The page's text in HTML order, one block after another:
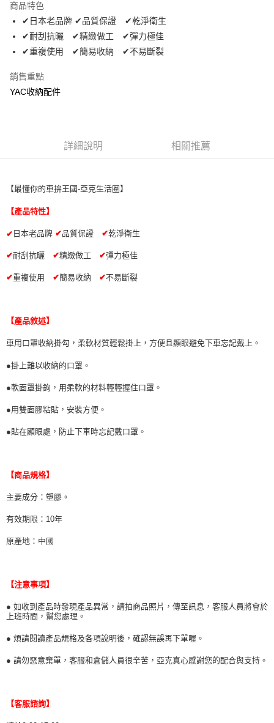
Apple Pay
街口支付
全盈+PAY
AFTEE先享後付是「在收到商品之後才付款」的支付方式。 讓您購物簡單
３．安心：先確認商品／服務後，再付款。
【「AFTEE先享後付」結帳流程】
結帳頁面，進行簡訊認證並確認金額後，即可完成結帳。
３．收到繳費通知簡訊後14天內，點擊此簡訊中的連結，可透過四大超商／
※ 請注意：結帳手續完成當下不需立刻繳費，但若您需要取消訂單，請聯絡
是否繳費成功／繳費後需取消欲退款等相關疑問，請聯繫「AFTEE先享後付
１．透過由恩沛科技股份有限公司提供之「AFTEE先享後付」服務完成之交
權轉讓予恩沛科技股份有限公司。
https://aftee.tw/terms/#terms3
「AFTEE先享後付」，若未經同意申辦者引起之損失，本公司不負相關責
請求用戶進行身份認證。
恩沛科技股份有限公司將有權停止該用戶之使用額度並採取法律行動。
每筆NT$70，滿NT$490(含以上)免運費
付款後全家取貨 (運費70$)
每筆NT$70，滿NT$490(含以上)免運費
萊爾富取貨付款 (運費70$)
每筆NT$70，滿NT$490(含以上)免運費
付款後7-11取貨 (運費70$)
每筆NT$70，滿NT$490(含以上)免運費
宅配寄送，滿490免運費(運費$70)
商品特色
✔日本老品牌 ✔品質保證 ✔乾淨衛生
✔耐刮抗曬 ✔精緻做工 ✔彈力極佳
✔重複使用 ✔簡易收納 ✔不易斷裂
銷售重點
YAC收納配件
詳細說明 相關推薦
【最懂你的車拚王國-亞克生活圈】
【產品特性】
✔ 日本老品牌 ✔品質保證 ✔乾淨衛生
✔耐刮抗曬 ✔精緻做工 ✔彈力極佳
✔重複使用 ✔簡易收納 ✔不易斷裂
【產品敘述】
車用口罩收納掛勾，柔軟材質輕鬆掛上，方便且顯眼避免下車忘記戴上。
●掛上難以收納的口罩。
●軟面罩掛鉤，用柔軟的材料輕輕握住口罩。
●用雙面膠粘貼，安裝方便。
●貼在顯眼處，防止下車時忘記戴口罩。
【商品規格】
主要成分：塑膠。
有效期限：10年
原產地：中國
【注意事項】
● 如收到產品時發現產品異常，請拍商品照片，傳至訊息，客服人員將會於
上班時間，幫您處理。
● 煩請閱讀產品規格及各項說明後，確認無誤再下單喔。
● 請勿惡意棄單，客服和倉儲人員很辛苦，亞克真心感謝您的配合與支持。
【客服諮詢】